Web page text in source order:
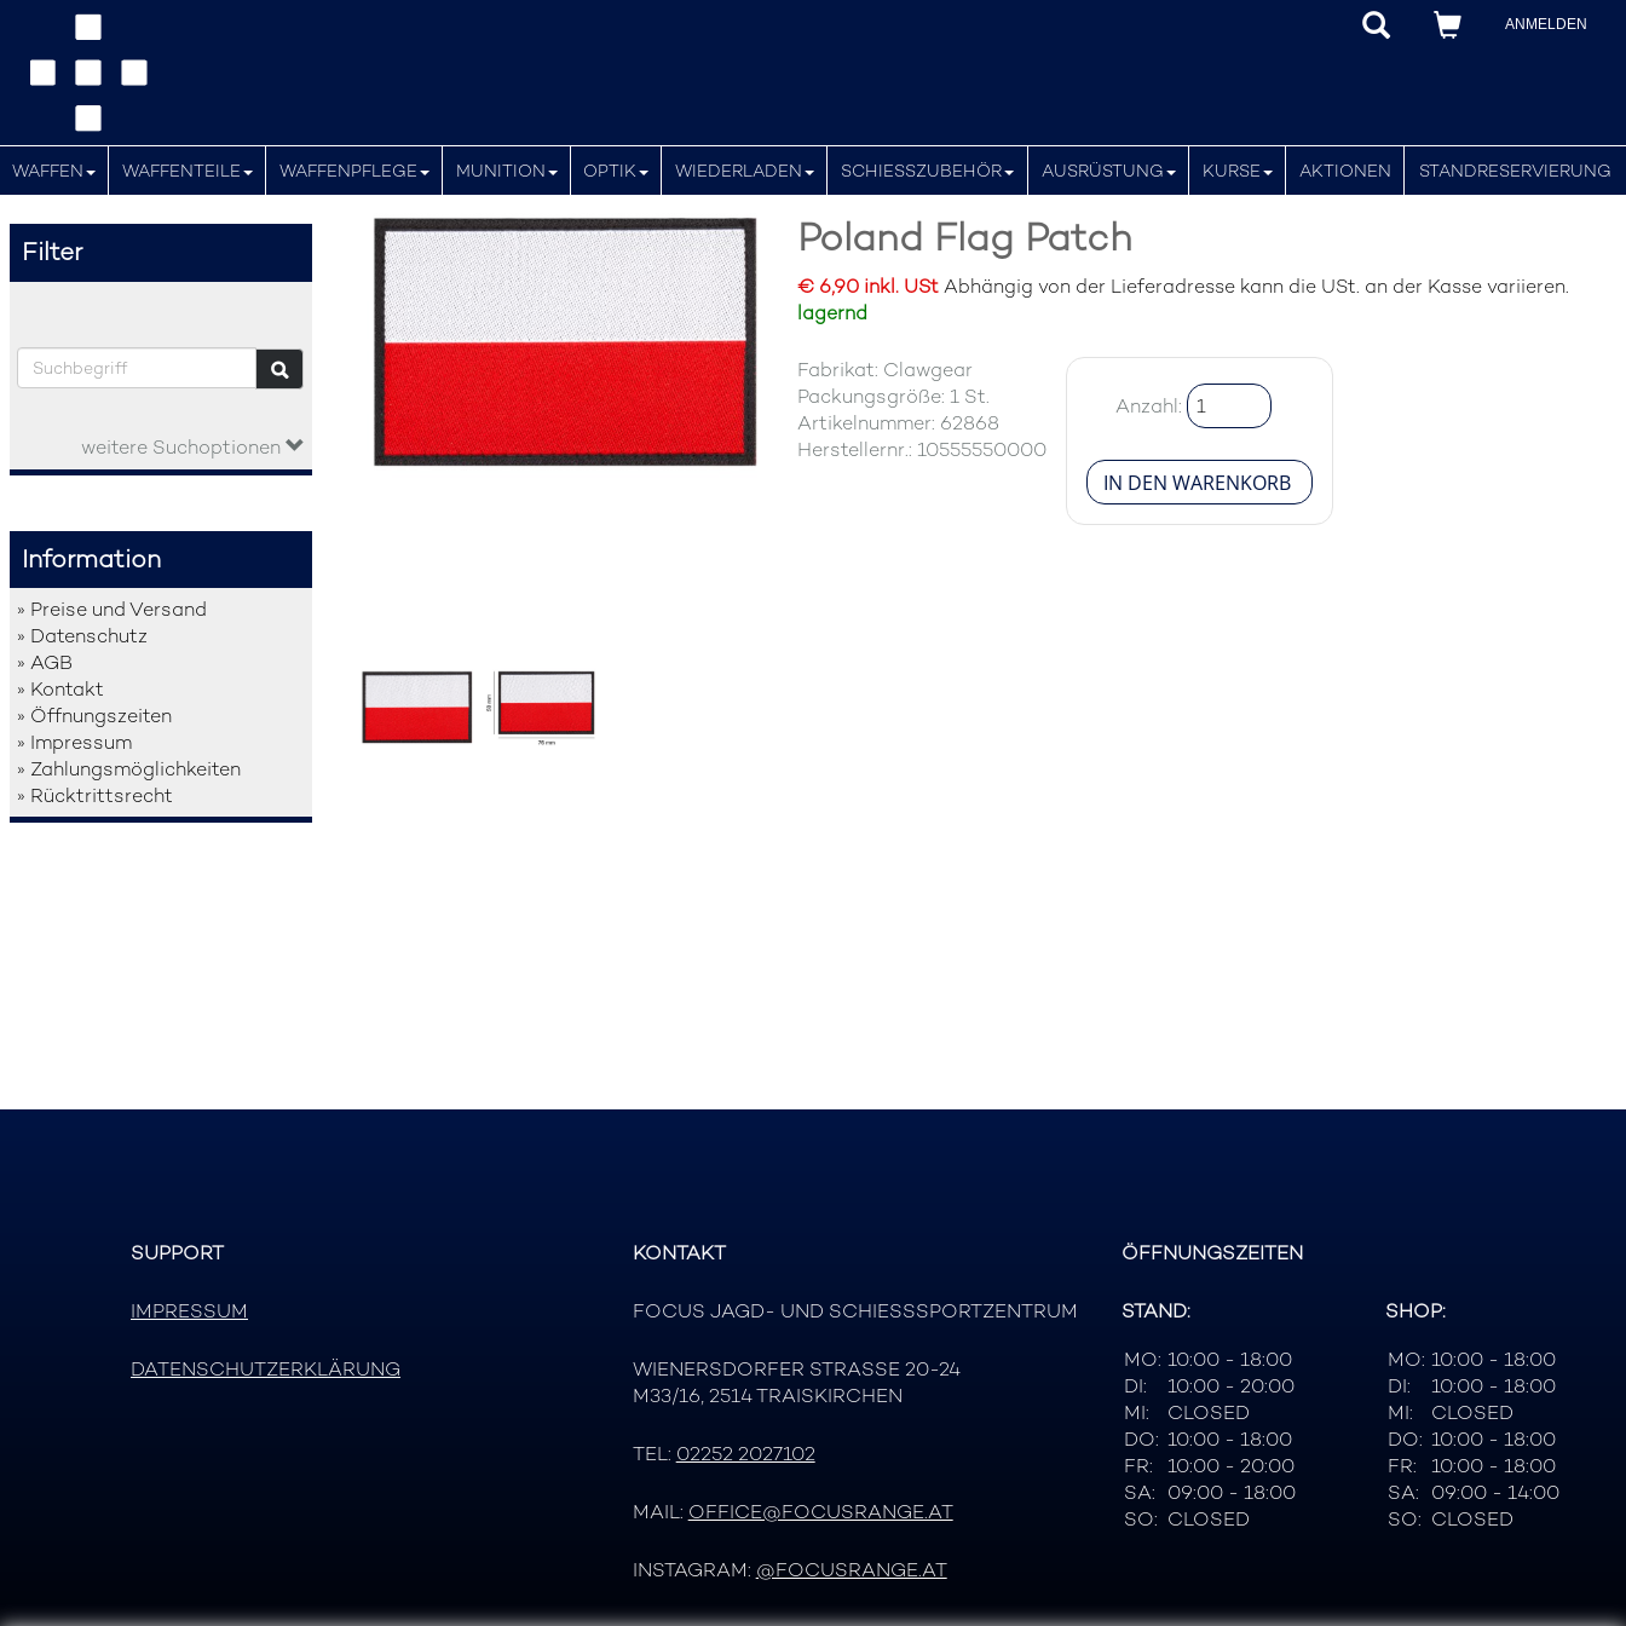
ANMELDEN
WAFFEN WAFFENTEILE WAFFENPFLEGE MUNITION OPTIK WIEDERLADEN SCHIESSZUBEHÖR AUSRÜSTUNG KURSE AKTIONEN STANDRESERVIERUNG
Filter
weitere Suchoptionen
Information
» Preise und Versand
» Datenschutz
» AGB
» Kontakt
» Öffnungszeiten
» Impressum
» Zahlungsmöglichkeiten
» Rücktrittsrecht
Poland Flag Patch
€ 6,90 inkl. UStAbhängig von der Lieferadresse kann die USt. an der Kasse variieren.
lagernd
Fabrikat: Clawgear
Packungsgröße: 1 St.
Artikelnummer: 62868
Herstellernr.: 10555550000
Anzahl:
SUPPORT
IMPRESSUM
DATENSCHUTZERKLÄRUNG
KONTAKT
FOCUS JAGD- UND SCHIESSSPORTZENTRUM
WIENERSDORFER STRASSE 20-24
M33/16, 2514 TRAISKIRCHEN
TEL: 02252 2027102
MAIL: OFFICE@FOCUSRANGE.AT
INSTAGRAM: @FOCUSRANGE.AT
ÖFFNUNGSZEITEN
STAND:
MO: 10:00 - 18:00
DI:
10:00 - 20:00
MI:
CLOSED
DO: 10:00 - 18:00
FR:
10:00 - 20:00
SA: 09:00 - 18:00
SO: CLOSED
SHOP:
MO: 10:00 - 18:00
DI:
10:00 - 18:00
MI:
CLOSED
DO: 10:00 - 18:00
FR:
10:00 - 18:00
SA: 09:00 - 14:00
SO: CLOSED